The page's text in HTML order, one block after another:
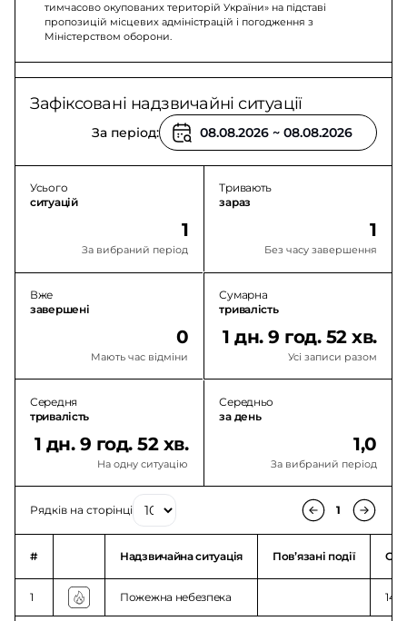
тимчасово окупованих територій України» на підставі
пропозицій місцевих адміністрацій і погодження з
Міністерством оборони.
Зафіксовані надзвичайні ситуації
За період:
Усього
ситуацій
1
За вибраний період
Тривають
зараз
1
Без часу завершення
Вже
завершені
0
Мають час відміни
Сумарна
тривалість
1 дн. 9 год. 52 хв.
Усі записи разом
Середня
тривалість
1 дн. 9 год. 52 хв.
На одну ситуацію
Середньо
за день
1,0
За вибраний період
Рядків на сторінці 1
# Надзвичайна ситуація Повʼязані події
1 Пожежна небезпека